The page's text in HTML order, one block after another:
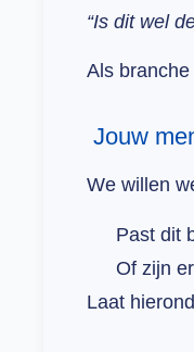
“Is dit wel
Als
Jouw
We willen
Past dit
Of zijn
Laat